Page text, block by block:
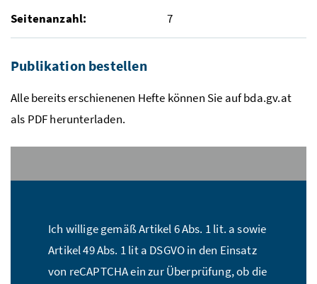
Seitenanzahl: 7
Publikation bestellen
Alle bereits erschienenen Hefte können Sie auf bda.gv.at
als PDF herunterladen.
Ich willige gemäß Artikel 6 Abs. 1 lit. a sowie
Artikel 49 Abs. 1 lit a DSGVO in den Einsatz
von reCAPTCHA ein zur Überprüfung, ob die
Name:*